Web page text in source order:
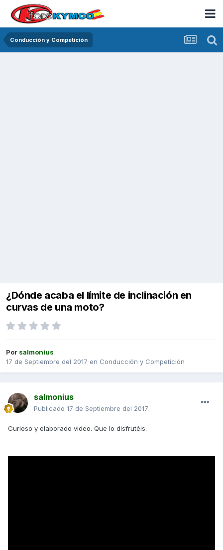
Conducción y Competición
¿Dónde acaba el límite de inclinación en
curvas de una moto?
Por salmonius
17 de Septiembre del 2017 en Conducción y Competición
salmonius
Publicado 17 de Septiembre del 2017
Curioso y elaborado video. Que lo disfrutéis.